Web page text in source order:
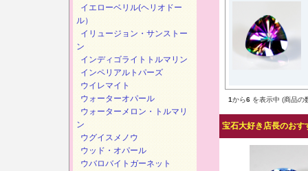
1から6 を表示中 (商品の
宝石大好き店長のおす
イエローベリル(ヘリオドー
ル）
イリュージョン・サンストー
ン
インディゴライトトルマリン
インペリアルトパーズ
ウイレマイト
ウォーターオパール
ウォーターメロン・トルマリ
ン
ウグイスメノウ
ウッド・オパール
ウバロバイトガーネット